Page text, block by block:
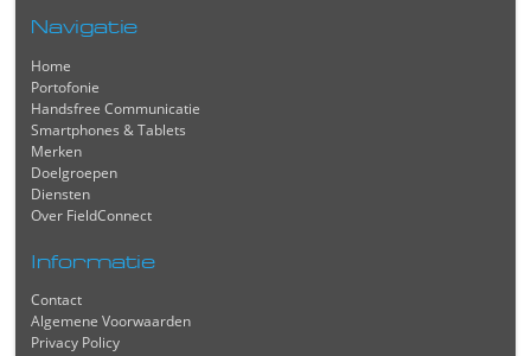
Navigatie
Home
Portofonie
Handsfree Communicatie
Smartphones & Tablets
Merken
Doelgroepen
Diensten
Over FieldConnect
Informatie
Contact
Algemene Voorwaarden
Privacy Policy